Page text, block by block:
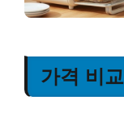
가격 비교